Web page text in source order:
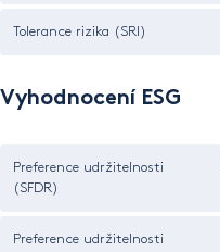
Tolerance rizika (SRI)
Vyhodnocení ESG
Preference udržitelnosti
(SFDR)
Preference udržitelnosti